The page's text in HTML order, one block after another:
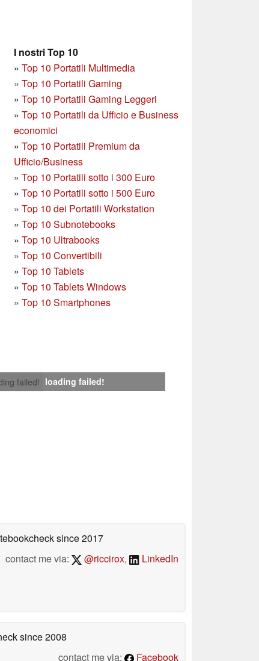
I nostri Top 10
» Top 10 Portatili Multimedia
» Top 10 Portatili Gaming
» Top 10 Portatili Gaming Leggeri
» Top 10 Portatili da Ufficio e Business
economici
» Top 10 Portatili Premium da
Ufficio/Business
» Top 10 Portatili sotto i 300 Euro
» Top 10 Portatili sotto i 500 Euro
» Top 10 dei Portatili Workstation
» Top 10 Subnotebooks
» Top 10 Ultrabooks
» Top 10 Convertibili
» Top 10 Tablets
» Top 10 Tablets Windows
» Top 10 Smartphones
failed! loading failed!
since 2017
contact me via:
@riccirox, LinkedIn
since 2008
contact me via:
Facebook